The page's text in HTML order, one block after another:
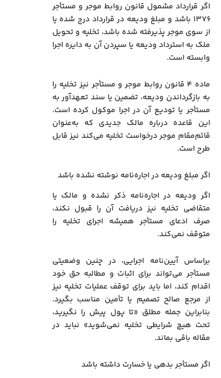
اگر قرارداد مشمول قانون روابط موجر و مستأجر
۱۳۷۶ باشد و مبلغ ودیعه در قرارداد درج شده یا
از سوی موجر پذیرفته شده باشد، تخلیه و تحویل
ملک به استرداد ودیعه یا سپردن آن به دایره اجرا
وابسته است.
ماده ۴ قانون روابط موجر و مستأجر نیز تخلیه را
به بازگرداندن ودیعه، تضمین یا سند تعهدآور به
مستأجر یا تودیع آن در اجرا موکول کرده است.
این قاعده درباره مالک جدیدی که به‌عنوان
قائم‌مقام موجر درخواست تخلیه می‌کند نیز قابل
طرح است.
اگر مبلغ ودیعه در اجاره‌نامه نوشته نشده باشد
اگر ودیعه در اجاره‌نامه ذکر نشده و مالک یا
متقاضی تخلیه نیز دریافت آن را قبول نکند،
صرف ادعای مستأجر همیشه اجرای تخلیه را
متوقف نمی‌کند.
براساس آیین‌نامه اجرایی، در چنین وضعیتی
مستأجر می‌تواند برای اثبات و مطالبه حق خود
اقدام کند، اما باید برای توقف عملیات تخلیه نیز
از مرجع صالح تصمیم یا تأمین مناسب بگیرد.
بنابراین جمله مطلق «تا پول پیش را نگیرید،
تحت هیچ شرایطی تخلیه نمی‌شوید» نباید در
مقاله باقی بماند.
اگر مستأجر بدهی یا خسارت داشته باشد